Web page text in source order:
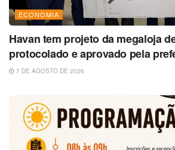
ECONOMIA
Havan tem projeto da megaloja
protocolado e aprovado pela
7 DE AGOSTO DE 2026